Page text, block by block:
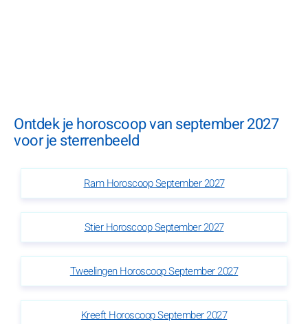
Ontdek je horoscoop van september 2027
voor je sterrenbeeld
Ram Horoscoop September 2027
Stier Horoscoop September 2027
Tweelingen Horoscoop September 2027
Kreeft Horoscoop September 2027